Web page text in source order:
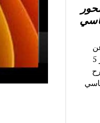
الاسئلة قصيدة نشيد الجبار المحور 5
ومطامح 8 اساسي